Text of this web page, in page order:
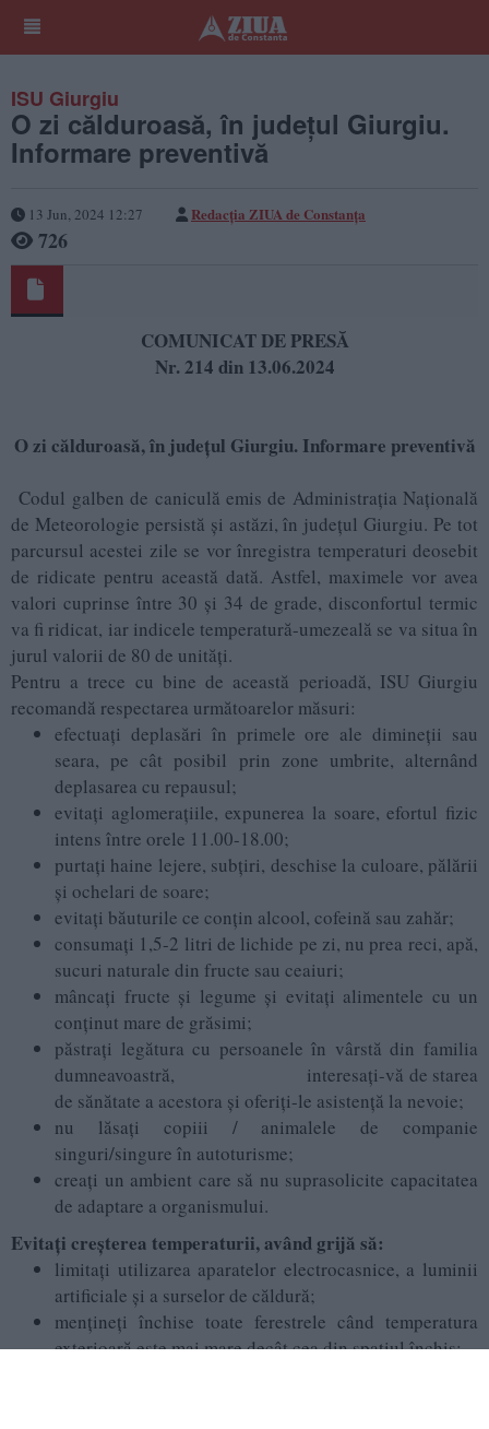
ISU Giurgiu
O zi călduroasă, în județul Giurgiu.
Informare preventivă
13 Jun, 2024 12:27 Redacția ZIUA de Constanța
726
COMUNICAT DE PRESĂ
Nr. 214 din 13.06.2024
O zi călduroasă, în județul Giurgiu. Informare preventivă
Codul galben de caniculă emis de Administrația Națională
de Meteorologie persistă și astăzi, în județul Giurgiu. Pe tot
parcursul acestei zile se vor înregistra temperaturi deosebit
de ridicate pentru această dată. Astfel, maximele vor avea
valori cuprinse între 30 și 34 de grade, disconfortul termic
va fi ridicat, iar indicele temperatură-umezeală se va situa în
jurul valorii de 80 de unități.
Pentru a trece cu bine de această perioadă, ISU Giurgiu
recomandă respectarea următoarelor măsuri:
efectuaţi deplasări în primele ore ale dimineţii sau
seara, pe cât posibil prin zone umbrite, alternând
deplasarea cu repausul;
evitaţi aglomeraţiile, expunerea la soare, efortul fizic
intens între orele 11.00-18.00;
purtaţi haine lejere, subţiri, deschise la culoare, pălării
şi ochelari de soare;
evitaţi băuturile ce conţin alcool, cofeină sau zahăr;
consumaţi 1,5-2 litri de lichide pe zi, nu prea reci, apă,
sucuri naturale din fructe sau ceaiuri;
mâncaţi fructe şi legume şi evitaţi alimentele cu un
conţinut mare de grăsimi;
păstraţi legătura cu persoanele în vârstă din familia
dumneavoastră, interesați-vă de starea
de sănătate a acestora şi oferiţi-le asistenţă la nevoie;
nu lăsaţi copiii / animalele de companie
singuri/singure în autoturisme;
creaţi un ambient care să nu suprasolicite capacitatea
de adaptare a organismului.
Evitaţi creşterea temperaturii, având grijă să:
limitaţi utilizarea aparatelor electrocasnice, a luminii
artificiale şi a surselor de căldură;
menţineţi închise toate ferestrele când temperatura
exterioară este mai mare decât cea din spaţiul închis;